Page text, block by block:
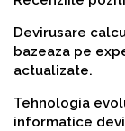
Devirusare
bazeaza pe
actualizate.
Tehnologia
informatice